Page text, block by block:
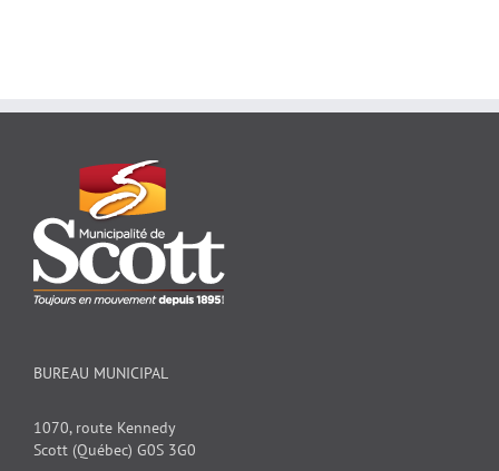
BUREAU MUNICIPAL
1070, route Kennedy
Scott (Québec) G0S 3G0